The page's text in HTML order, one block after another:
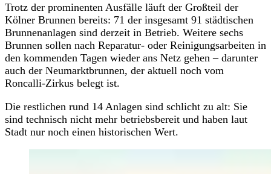
Trotz der prominenten Ausfälle läuft der Großteil der
Kölner Brunnen bereits: 71 der insgesamt 91 städtischen
Brunnenanlagen sind derzeit in Betrieb. Weitere sechs
Brunnen sollen nach Reparatur- oder Reinigungsarbeiten in
den kommenden Tagen wieder ans Netz gehen – darunter
auch der Neumarktbrunnen, der aktuell noch vom
Roncalli-Zirkus belegt ist.
Die restlichen rund 14 Anlagen sind schlicht zu alt: Sie
sind technisch nicht mehr betriebsbereit und haben laut
Stadt nur noch einen historischen Wert.